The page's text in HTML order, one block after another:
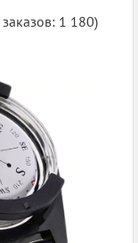
заказов: 1 180)